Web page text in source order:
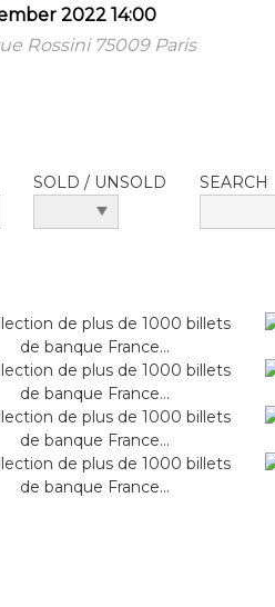
2022 14:00
Rossini 75009 Paris
SOLD / UNSOLD SEARCH